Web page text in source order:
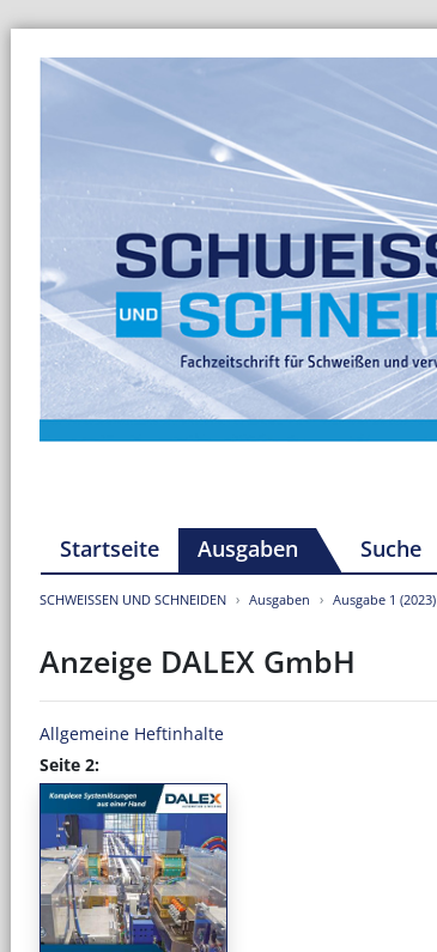
Startseite Ausgaben Suche
SCHWEISSEN UND SCHNEIDEN Ausgaben Ausgabe 1 (2023)
Anzeige DALEX GmbH
Allgemeine Heftinhalte
Seite 2: